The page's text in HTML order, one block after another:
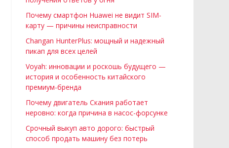
Почему смартфон Huawei не видит SIM-
карту — причины неисправности
Changan HunterPlus: мощный и надежный
пикап для всех целей
Voyah: инновации и роскошь будущего —
история и особенность китайского
премиум-бренда
Почему двигатель Скания работает
неровно: когда причина в насос-форсунке
Срочный выкуп авто дорого: быстрый
способ продать машину без потерь